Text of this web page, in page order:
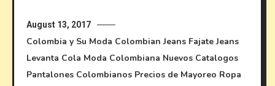
August 13, 2017
Colombia y Su Moda Colombian Jeans Fajate Jeans
Levanta Cola Moda Colombiana Nuevos Catalogos
Pantalones Colombianos Precios de Mayoreo Ropa